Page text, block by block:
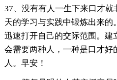
37、没有有人一生下来口才
天的学习与实践中锻炼出来的
迅速打开自己的交际范围。建
会需要两种人，一种是口才好
人。早安！